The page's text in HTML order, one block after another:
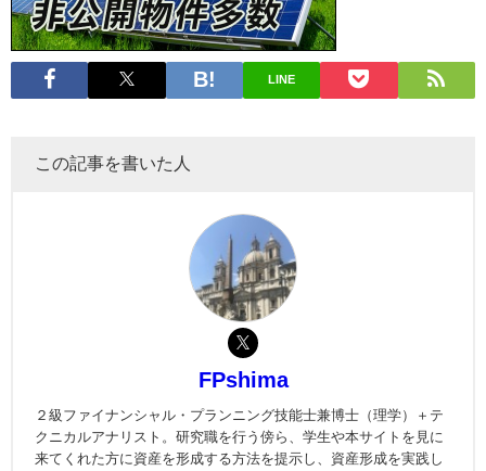
LINE
この記事を書いた人
FPshima
２級ファイナンシャル・プランニング技能士兼博士（理学）＋テ
クニカルアナリスト。研究職を行う傍ら、学生や本サイトを見に
来てくれた方に資産を形成する方法を提示し、資産形成を実践し